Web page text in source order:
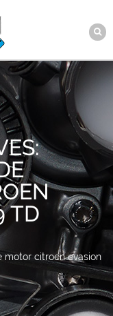
TD
motor citroen evasion